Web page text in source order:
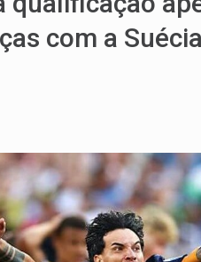
com a